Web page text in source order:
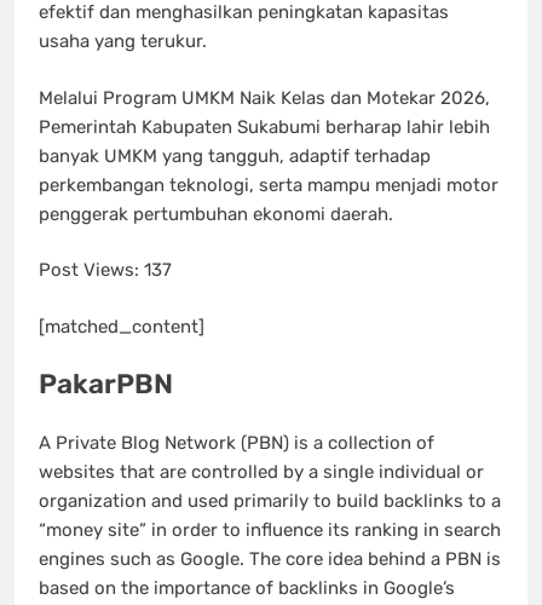
efektif dan menghasilkan peningkatan kapasitas
usaha yang terukur.
Melalui Program UMKM Naik Kelas dan Motekar 2026,
Pemerintah Kabupaten Sukabumi berharap lahir lebih
banyak UMKM yang tangguh, adaptif terhadap
perkembangan teknologi, serta mampu menjadi motor
penggerak pertumbuhan ekonomi daerah.
Post Views: 137
[matched_content]
PakarPBN
A Private Blog Network (PBN) is a collection of
websites that are controlled by a single individual or
organization and used primarily to build backlinks to a
“money site” in order to influence its ranking in search
engines such as Google. The core idea behind a PBN is
based on the importance of backlinks in Google’s